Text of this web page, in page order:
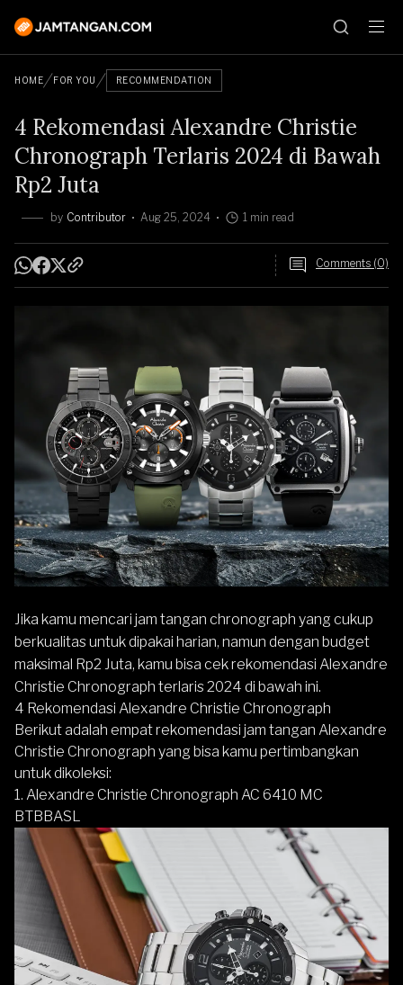
HOME FOR YOU RECOMMENDATION
4 Rekomendasi Alexandre Christie
Chronograph Terlaris 2024 di Bawah
Rp2 Juta
by Contributor Aug 25, 2024 1 min read
Comments (0)
Jika kamu mencari jam tangan chronograph yang cukup
berkualitas untuk dipakai harian, namun dengan budget
maksimal Rp2 Juta, kamu bisa cek rekomendasi Alexandre
Christie Chronograph terlaris 2024 di bawah ini.
4 Rekomendasi Alexandre Christie Chronograph
Berikut adalah empat rekomendasi jam tangan Alexandre
Christie Chronograph yang bisa kamu pertimbangkan
untuk dikoleksi:
1. Alexandre Christie Chronograph AC 6410 MC
BTBBASL